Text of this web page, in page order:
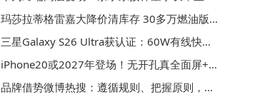
玛莎拉蒂格雷嘉大降价清库存 30多万燃油版两天售罄引抢购热潮
三星Galaxy S26 Ultra获认证：60W有线快充升级 骁龙8 Elite Gen5芯片加持
iPhone20或2027年登场！无开孔真全面屏+四曲面弯折重塑手机形态
品牌借势微博热搜：遵循规则、把握原则，实现可持续社交影响力